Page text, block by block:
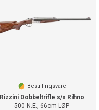
Bestillingsvare
Rizzini Dobbeltrifle s/s Rihno
500 N.E., 66cm LØP